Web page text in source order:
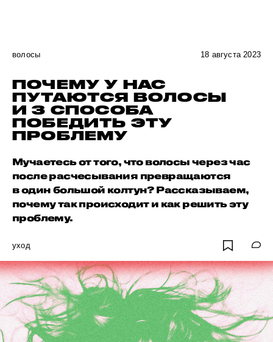
волосы 18 августа 2023
ПОЧЕМУ У НАС
ПУТАЮТСЯ ВОЛОСЫ
И 3 СПОСОБА
ПОБЕДИТЬ ЭТУ
ПРОБЛЕМУ
Мучаетесь от того, что волосы через час
после расчесывания превращаются
в один большой колтун? Рассказываем,
почему так происходит и как решить эту
проблему.
уход